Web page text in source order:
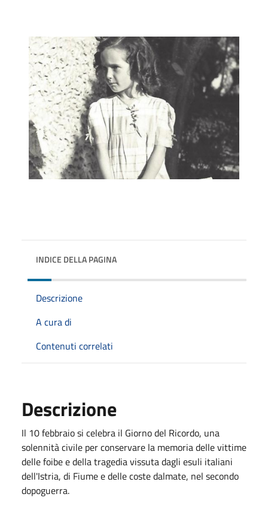
INDICE DELLA PAGINA
Descrizione
A cura di
Contenuti correlati
Descrizione
Il 10 febbraio si celebra il Giorno del Ricordo, una
solennità civile per conservare la memoria delle vittime
delle foibe e della tragedia vissuta dagli esuli italiani
dell'Istria, di Fiume e delle coste dalmate, nel secondo
dopoguerra.